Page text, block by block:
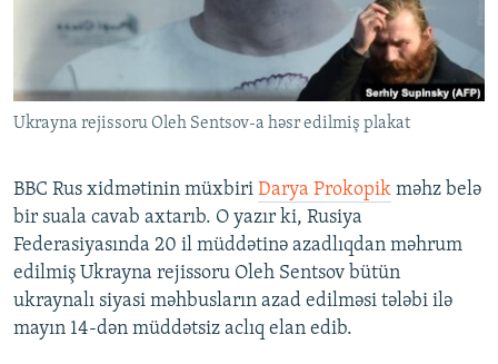
KARIKATURA
AZƏRBAYCAN ƏDƏBIYYATI KITABXANASI
İSLAM VƏ DEMOKRATIYA
İZ - MƏDƏNIYYƏT PROQRAMI
PEŞƏ ETIKASI VƏ JURNALISTIKA STANDARTLARIMIZ
MATERIALLARIMIZDAN ISTIFADƏ
AZADLIQRADIOSU MOBIL TELEFONUNUZDA
XƏBƏR BÜLLETENLƏRIMIZ
BIZI IZLƏ
RFE/RL-in bütün saytları
Ukrayna rejissoru Oleh Sentsov-a həsr edilmiş plakat
BBC Rus xidmətinin müxbiri Darya Prokopik məhz belə
bir suala cavab axtarıb. O yazır ki, Rusiya
Federasiyasında 20 il müddətinə azadlıqdan məhrum
edilmiş Ukrayna rejissoru Oleh Sentsov bütün
ukraynalı siyasi məhbusların azad edilməsi tələbi ilə
mayın 14-dən müddətsiz aclıq elan edib.